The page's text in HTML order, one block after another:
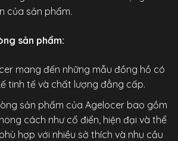
của sản phẩm.
sản phẩm:
mang đến những mẫu đồng hồ có
tinh tế và chất lượng đẳng cấp.
sản phẩm của Agelocer bao gồm
cách như cổ điển, hiện đại và thể
hợp với nhiều sở thích và nhu cầu